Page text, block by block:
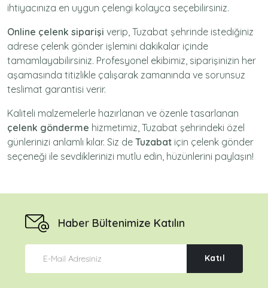
ihtiyacınıza en uygun çelengi kolayca seçebilirsiniz.
Online çelenk siparişi verip, Tuzabat şehrinde istediğiniz
adrese çelenk gönder işlemini dakikalar içinde
tamamlayabilirsiniz. Profesyonel ekibimiz, siparişinizin her
aşamasında titizlikle çalışarak zamanında ve sorunsuz
teslimat garantisi verir.
Kaliteli malzemelerle hazırlanan ve özenle tasarlanan
çelenk gönderme hizmetimiz, Tuzabat şehrindeki özel
günlerinizi anlamlı kılar. Siz de Tuzabat için çelenk gönder
seçeneği ile sevdiklerinizi mutlu edin, hüzünlerini paylaşın!
Haber Bültenimize Katılın
Katıl